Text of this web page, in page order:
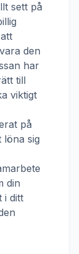
sett på
den
har
till
viktigt
på
löna sig
din
i ditt